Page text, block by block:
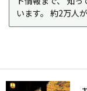
います。 約2万人が